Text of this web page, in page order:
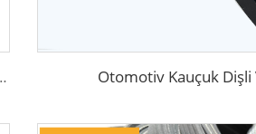
İçin Uygun, Yüksek Kalite Otomotiv Kauçuk Dişli